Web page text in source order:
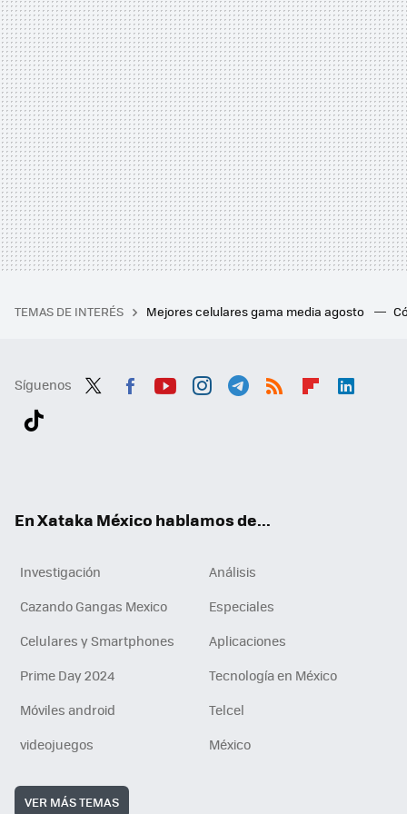
TEMAS DE INTERÉS Mejores celulares gama media agosto
Síguenos
En Xataka México hablamos de...
Investigación
Análisis
Cazando Gangas Mexico
Especiales
Celulares y Smartphones
Aplicaciones
Prime Day 2024
Tecnología en México
Móviles android
Telcel
videojuegos
México
VER MÁS TEMAS